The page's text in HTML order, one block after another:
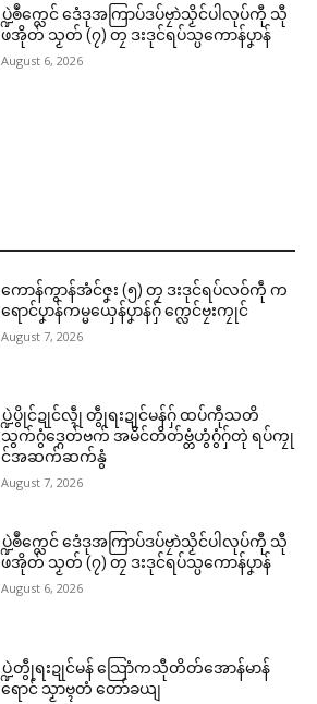
ပ္ဍဲၜဳက္လေင် ဒေံဒုအကြာပ်ဒပ်ဗၠာဲသၟိင်ပါလုပ်ကီု သီု
ဖအိုတ် သၟတ် (၇) တၠ ဒးဒုင်ရပ်သ္ပကောန်ပၞာန်
August 6, 2026
ကောန်ကွာန်အံင်ဇၞး (၅) တၠ ဒးဒုင်ရပ်လဝ်ကဵု က
ရောင်ပၞာန်ကမ္မယှေန်ပၞာန်ဂှ် က္လေင်ဗၠးကၠုင်
August 7, 2026
ပ္ဍဲပွိုင်ဍုင်လ္ၚဵု တွဵုရးဍုင်မန်ဂှ် ထပ်ကဵုသတိ
သွက်ဂွံဒ္ဂေတ်ဗက် အမိင်တိတ်ဗ္တံဟွံဂွံဂှ်တုဲ ရပ်ကၠု
င်အဆက်ဆက်နွံ
August 7, 2026
ပ္ဍဲၜဳက္လေင် ဒေံဒုအကြာပ်ဒပ်ဗၠာဲသၟိင်ပါလုပ်ကီု သီု
ဖအိုတ် သၟတ် (၇) တၠ ဒးဒုင်ရပ်သ္ပကောန်ပၞာန်
August 6, 2026
ပ္ဍဲတွဵုရးဍုင်မန် သြောံကသီုတိတ်အောန်မာန်
ရောင် သၟာဗ္ၚတံ တော်ခယျ